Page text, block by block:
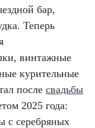
бар,
Теперь
винтажные
курительные
после свадьбы
2025 года:
с серебряных